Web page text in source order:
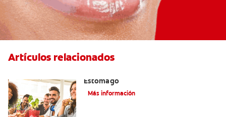
Artículos relacionados
Estómago
Más información